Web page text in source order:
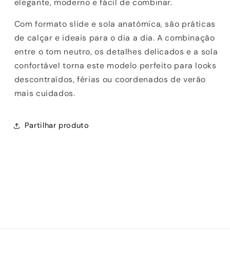
elegante, moderno e fácil de combinar.
Com formato slide e sola anatómica, são práticas
de calçar e ideais para o dia a dia. A combinação
entre o tom neutro, os detalhes delicados e a sola
confortável torna este modelo perfeito para looks
descontraídos, férias ou coordenados de verão
mais cuidados.
Partilhar produto